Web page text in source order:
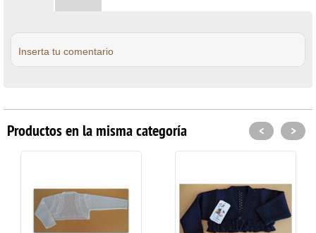
Inserta tu comentario
Productos en la misma categoría < >